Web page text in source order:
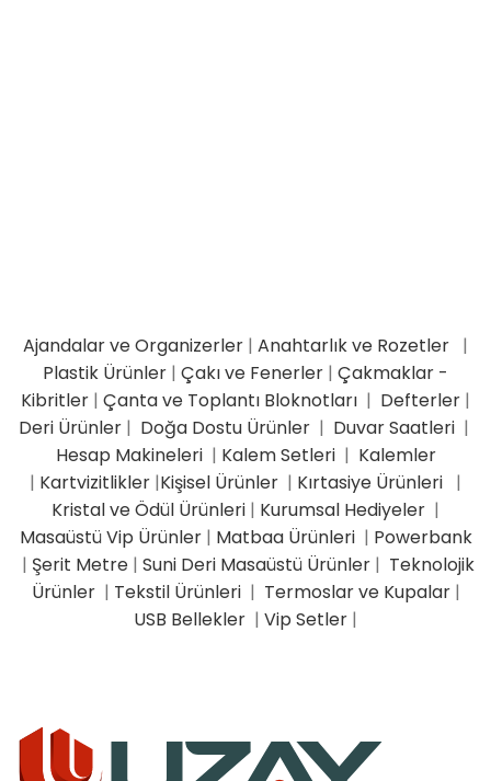
Ajandalar ve Organizerler | Anahtarlık ve Rozetler |
Plastik Ürünler | Çakı ve Fenerler | Çakmaklar -
Kibritler | Çanta ve Toplantı Bloknotları | Defterler |
Deri Ürünler| Doğa Dostu Ürünler | Duvar Saatleri |
Hesap Makineleri| Kalem Setleri| Kalemler
| Kartvizitlikler |Kişisel Ürünler | Kırtasiye Ürünleri |
Kristal ve Ödül Ürünleri | Kurumsal Hediyeler |
Masaüstü Vip Ürünler| Matbaa Ürünleri| Powerbank
| Şerit Metre| Suni Deri Masaüstü Ürünler| Teknolojik
Ürünler | Tekstil Ürünleri | Termoslar ve Kupalar|
USB Bellekler | Vip Setler |